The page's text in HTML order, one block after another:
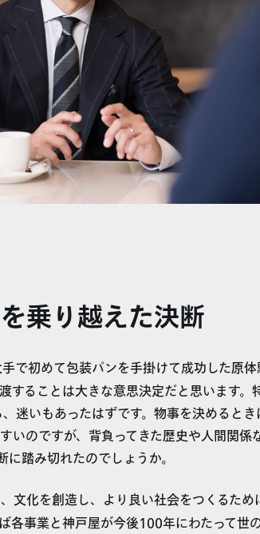
乗り越えた決断
で初めて包装パンを手掛けて成功した原
することは大きな意思決定だと思います
迷いもあったはずです。物事を決めると
いのですが、背負ってきた歴史や人間関
踏み切れたのでしょうか。
文化を創造し、より良い社会をつくるため
各事業と神戸屋が今後100年にわたって世